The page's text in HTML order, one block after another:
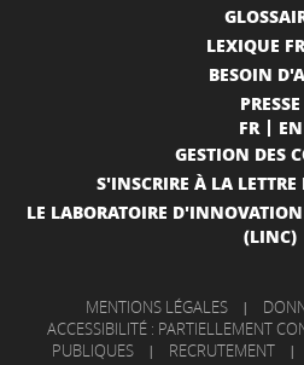
LEXIQUE
BESOIN
PRESSE
FR
EN
GESTION DES
S'INSCRIRE À LA
LE LABORATOIRE
(LINC)
MENTIONS LÉGALES |
ACCESSIBILITÉ : PARTIELLEMENT
PUBLIQUES
| RECRUTEMENT |